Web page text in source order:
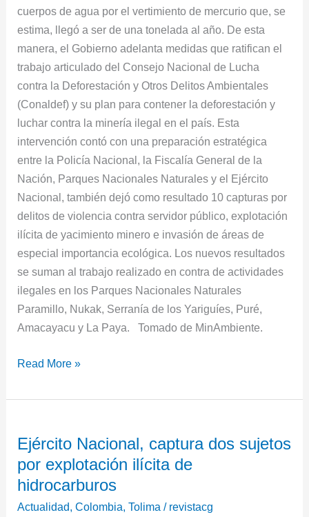
cuerpos de agua por el vertimiento de mercurio que, se
estima, llegó a ser de una tonelada al año. De esta
manera, el Gobierno adelanta medidas que ratifican el
trabajo articulado del Consejo Nacional de Lucha
contra la Deforestación y Otros Delitos Ambientales
(Conaldef) y su plan para contener la deforestación y
luchar contra la minería ilegal en el país. Esta
intervención contó con una preparación estratégica
entre la Policía Nacional, la Fiscalía General de la
Nación, Parques Nacionales Naturales y el Ejército
Nacional, también dejó como resultado 10 capturas por
delitos de violencia contra servidor público, explotación
ilícita de yacimiento minero e invasión de áreas de
especial importancia ecológica. Los nuevos resultados
se suman al trabajo realizado en contra de actividades
ilegales en los Parques Nacionales Naturales
Paramillo, Nukak, Serranía de los Yariguíes, Puré,
Amacayacu y La Paya. Tomado de MinAmbiente.
Read More »
Ejército Nacional, captura dos sujetos
por explotación ilícita de
hidrocarburos
Actualidad,Colombia,Tolima / revistacg
Nacional,
captura
dos